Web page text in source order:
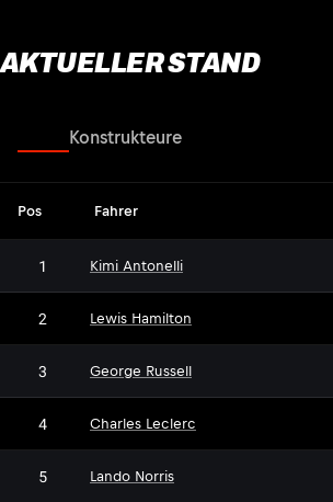
AKTUELLER STAND
Konstrukteure
Pos Fahrer
1 Kimi Antonelli
2 Lewis Hamilton
3 George Russell
4 Charles Leclerc
5 Lando Norris